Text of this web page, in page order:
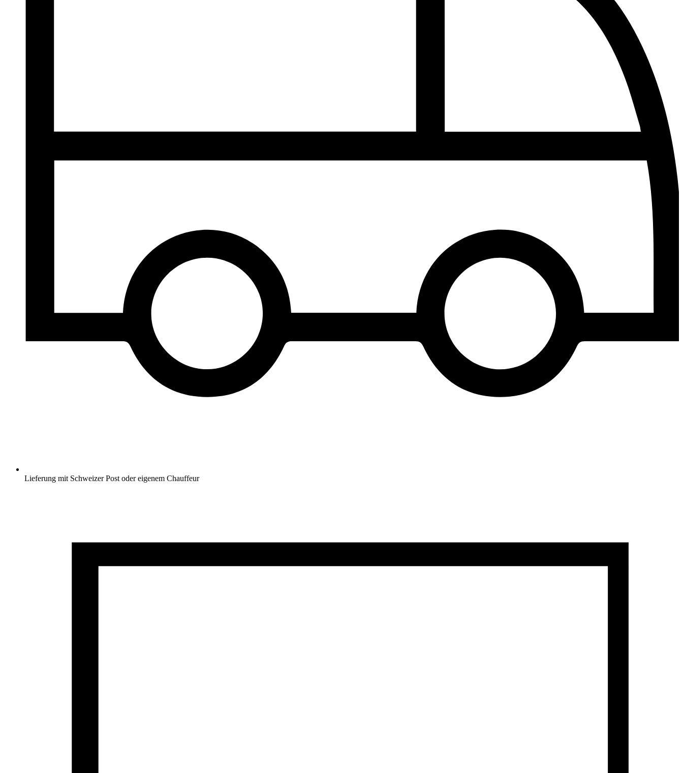
Lieferung mit Schweizer Post oder eigenem Chauffeur